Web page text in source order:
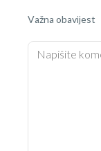
Važna obavijest